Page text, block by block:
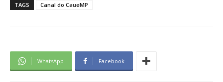
TAGS Canal do CaueMP
WhatsApp Facebook